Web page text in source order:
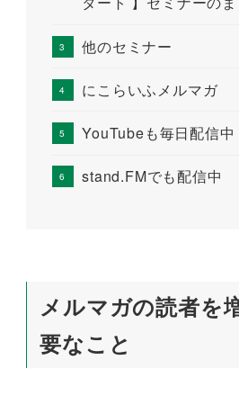
他のセミナー
にこらいふメルマガ
YouTubeも毎日配信中
stand.FMでも配信中
メルマガの読者を
要なこと